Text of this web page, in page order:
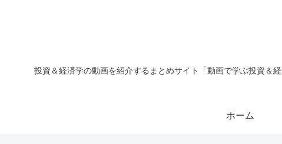
投資＆経済学の動画を紹介するまとめサイト「動画で学ぶ投資＆
ホーム